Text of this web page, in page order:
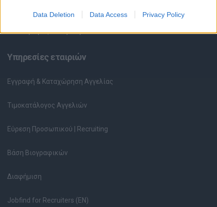
Data Deletion Data Access Privacy Policy
Υπολογισμός καθαρού μισθού
Υπηρεσίες εταιριών
Εγγραφή & Καταχώρηση Αγγελίας
Τιμοκατάλογος Αγγελιών
Εύρεση Προσωπικού | Recruiting
Βάση Βιογραφικών
Διαφήμιση
Jobfind for Recruiters (EN)